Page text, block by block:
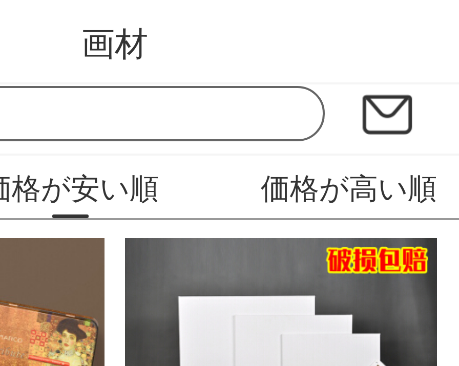
文房具屋
画材
格が安い順 価格が高い順